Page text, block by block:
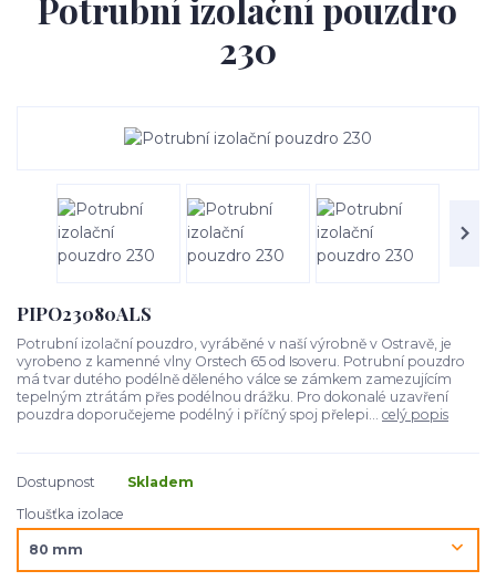
Potrubní izolační pouzdro
230
PIPO23080ALS
Potrubní izolační pouzdro, vyráběné v naší výrobně v Ostravě, je
vyrobeno z kamenné vlny Orstech 65 od Isoveru. Potrubní pouzdro
má tvar dutého podélně děleného válce se zámkem zamezujícím
tepelným ztrátám přes podélnou drážku. Pro dokonalé uzavření
pouzdra doporučejeme podélný i příčný spoj přelepi... celý popis
Dostupnost
Skladem
Tloušťka izolace